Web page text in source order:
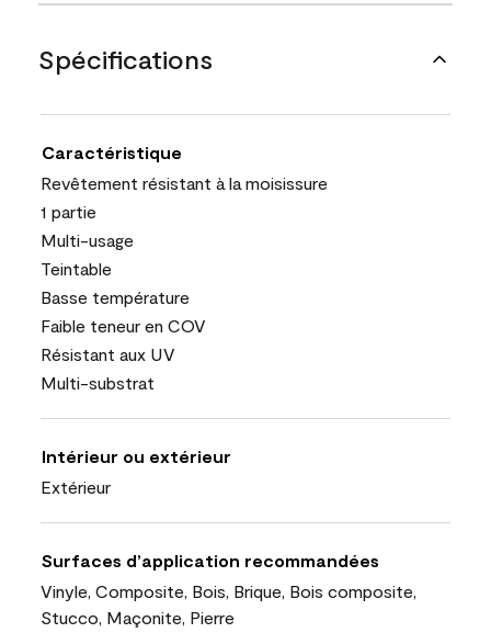
Spécifications
Caractéristique
Revêtement résistant à la moisissure
1 partie
Multi-usage
Teintable
Basse température
Faible teneur en COV
Résistant aux UV
Multi-substrat
Intérieur ou extérieur
Extérieur
Surfaces d’application recommandées
Vinyle, Composite, Bois, Brique, Bois composite,
Stucco, Maçonite, Pierre